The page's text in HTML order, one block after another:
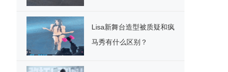
Lisa新舞台造型被质疑和疯
马秀有什么区别？